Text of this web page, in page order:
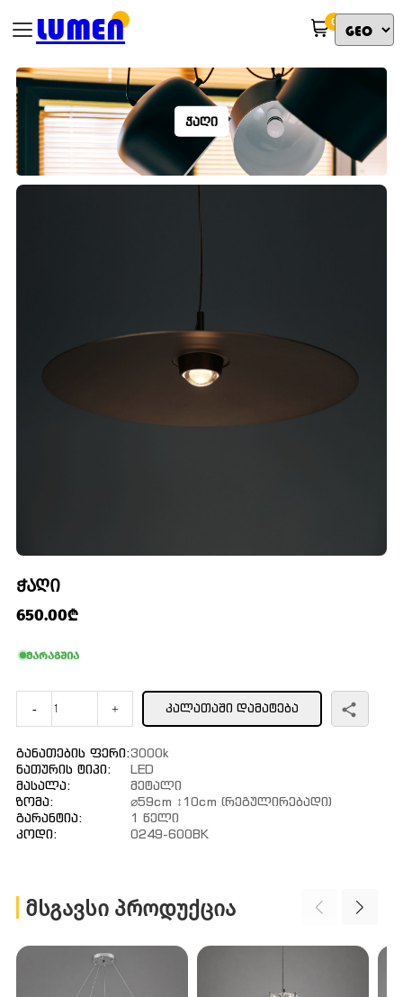
LUMEN 0
ᲭᲐᲦᲘ
ᲭᲐᲦᲘ
650.00₾
მარაგშია
- + ᲙᲐᲚᲐᲗᲐᲨᲘ ᲓᲐᲛᲐᲢᲔᲑᲐ
Განათების Ფერი:
Ნათურის Ტიპი:
Მასალა:
Ზომა:
Გარანტია:
Კოდი:
3000k
LED
Მეტალი
⌀59cm ↕10cm (რეგულირებადი)
1 Წელი
0249-600BK
ᲛᲡᲒᲐᲕᲡᲘ ᲞᲠᲝᲓᲣᲥᲪᲘᲐ